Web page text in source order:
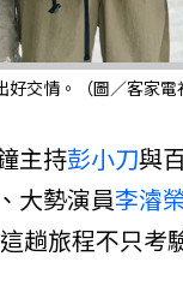
交情。（圖／客家電
主持彭小刀與
、大勢演員李濬
趟旅程不只考